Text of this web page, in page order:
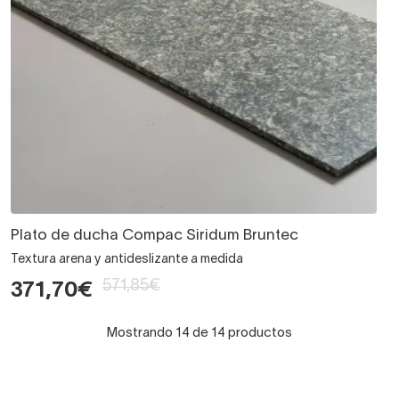
Plato de ducha Compac Siridum Bruntec
Textura arena y antideslizante a medida
371,70€ 571,85€
Mostrando 14 de 14 productos